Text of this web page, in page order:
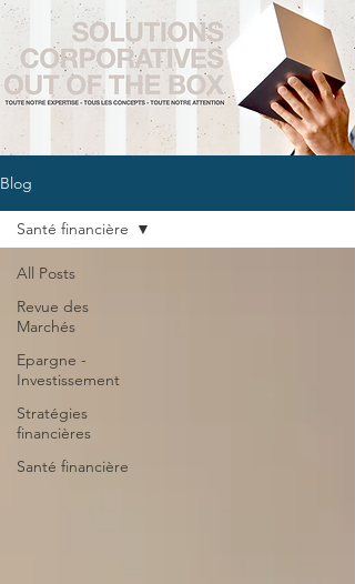
Blog
All Posts
Revue des
Marchés
Epargne -
Investissement
Stratégies
financières
Santé financière
Santé financière